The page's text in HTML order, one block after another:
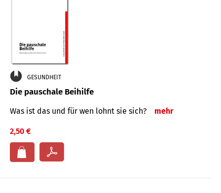
GESUNDHEIT
Die pauschale Beihilfe
Was ist das und für wen lohnt sie sich? mehr
2,50 €